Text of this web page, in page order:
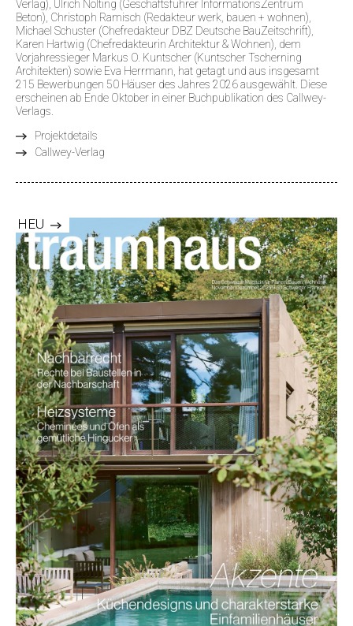
Verlag), Ulrich Nolting (Geschäftsführer InformationsZentrum
Beton), Christoph Ramisch (Redakteur werk, bauen + wohnen),
Michael Schuster (Chefredakteur DBZ Deutsche BauZeitschrift),
Karen Hartwig (Chefredakteurin Architektur & Wohnen), dem
Vorjahressieger Markus O. Kuntscher (Kuntscher Tscherning
Architekten) sowie Eva Herrmann, hat getagt und aus insgesamt
215 Bewerbungen 50 Häuser des Jahres 2026 ausgewählt. Diese
erscheinen ab Ende Oktober in einer Buchpublikation des Callwey-
Verlags.
Projektdetails
Callwey-Verlag
HEU